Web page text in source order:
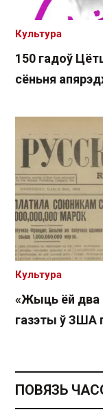
150 гадоў
сёньня
Культура
«Жыць ёй два
газэты ў ЗША
Культура
ПОВЯЗЬ